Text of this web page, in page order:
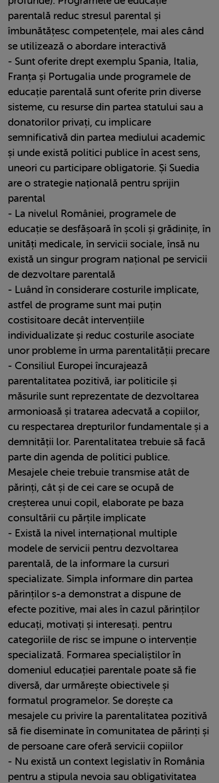
parentală reduc stresul parental și
îmbunătățesc competențele, mai ales când
se utilizează o abordare interactivă
- Sunt oferite drept exemplu Spania, Italia,
Franța și Portugalia unde programele de
educație parentală sunt oferite prin diverse
sisteme, cu resurse din partea statului sau a
donatorilor privați, cu implicare
semnificativă din partea mediului academic
și unde există politici publice în acest sens,
uneori cu participare obligatorie. Și Suedia
are o strategie națională pentru sprijin
parental
- La nivelul României, programele de
educație se desfășoară în școli și grădinițe, în
unități medicale, în servicii sociale, însă nu
există un singur program național pe servicii
de dezvoltare parentală
- Luând în considerare costurile implicate,
astfel de programe sunt mai puțin
costisitoare decât intervențiile
individualizate și reduc costurile asociate
unor probleme în urma parentalității precare
- Consiliul Europei încurajează
parentalitatea pozitivă, iar politicile și
măsurile sunt reprezentate de dezvoltarea
armonioasă și tratarea adecvată a copiilor,
cu respectarea drepturilor fundamentale și a
demnității lor. Parentalitatea trebuie să facă
parte din agenda de politici publice.
Mesajele cheie trebuie transmise atât de
părinți, cât și de cei care se ocupă de
creșterea unui copil, elaborate pe baza
consultării cu părțile implicate
- Există la nivel internațional multiple
modele de servicii pentru dezvoltarea
parentală, de la informare la cursuri
specializate. Simpla informare din partea
părinților s-a demonstrat a dispune de
efecte pozitive, mai ales în cazul părinților
educați, motivați și interesați. pentru
categoriile de risc se impune o intervenție
specializată. Formarea specialiștilor în
domeniul educației parentale poate să fie
diversă, dar urmărește obiectivele și
formatul programelor. Se dorește ca
mesajele cu privire la parentalitatea pozitivă
să fie diseminate în comunitatea de părinți și
de persoane care oferă servicii copiilor
- Nu există un context legislativ în România
pentru a stipula nevoia sau obligativitatea